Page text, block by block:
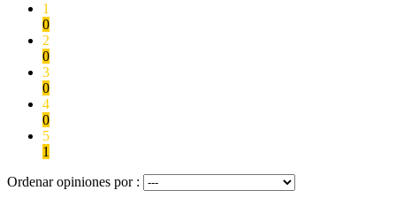
1
0
2
0
3
0
4
0
5
1
Ordenar opiniones por :